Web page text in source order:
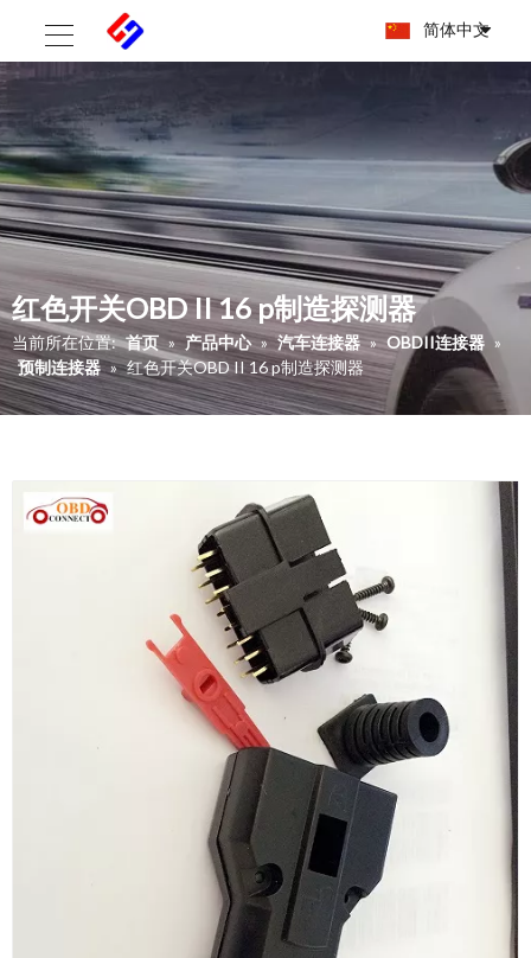
简体中文
红色开关OBD II 16 p制造探测器
当前所在位置: 首页 » 产品中心 » 汽车连接器 » OBDII连接器 »
预制连接器 » 红色开关OBD II 16 p制造探测器